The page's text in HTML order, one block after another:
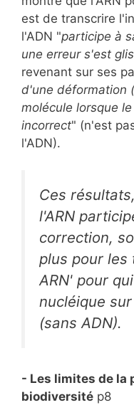
est de transcrire
l'ADN "participe à
une erreur s'est
revenant sur ses
d'une déformation
molécule lorsque
incorrect" (n'est
l'ADN).
Ces
l'ARN
correction,
plus pour les
ARN' pour
nucléique
(sans ADN).
- Les limites de la
biodiversité p8